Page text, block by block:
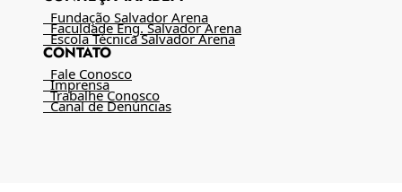
Fundação Salvador Arena
Faculdade Eng. Salvador Arena
Escola Técnica Salvador Arena
CONTATO
Fale Conosco
Imprensa
Trabalhe Conosco
Canal de Denúncias